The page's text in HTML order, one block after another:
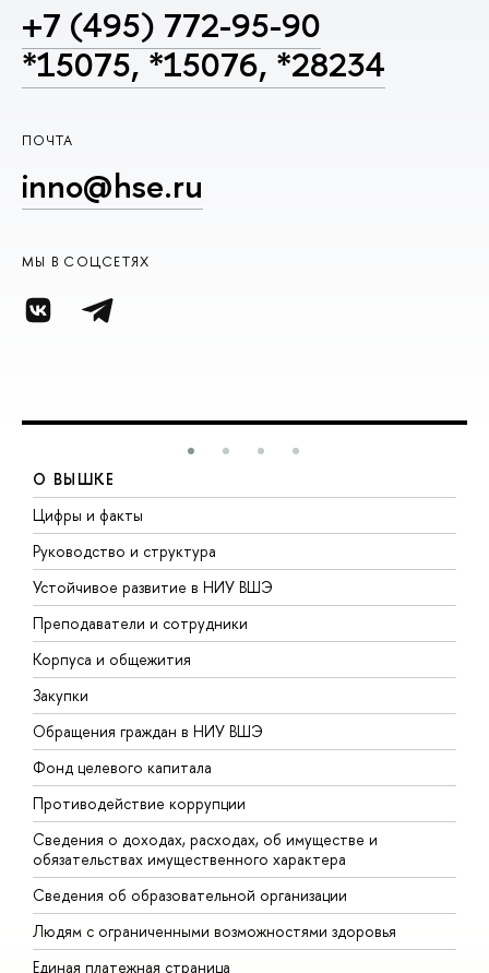
+7 (495) 772-95-90
*15075, *15076, *28234
ПОЧТА
inno@hse.ru
МЫ В СОЦСЕТЯХ
О ВЫШКЕ
Цифры и факты
Руководство и структура
Устойчивое развитие в НИУ ВШЭ
Преподаватели и сотрудники
Корпуса и общежития
Закупки
Обращения граждан в НИУ ВШЭ
Фонд целевого капитала
Противодействие коррупции
Сведения о доходах, расходах, об имуществе и
обязательствах имущественного характера
Сведения об образовательной организации
Людям с ограниченными возможностями здоровья
Единая платежная страница